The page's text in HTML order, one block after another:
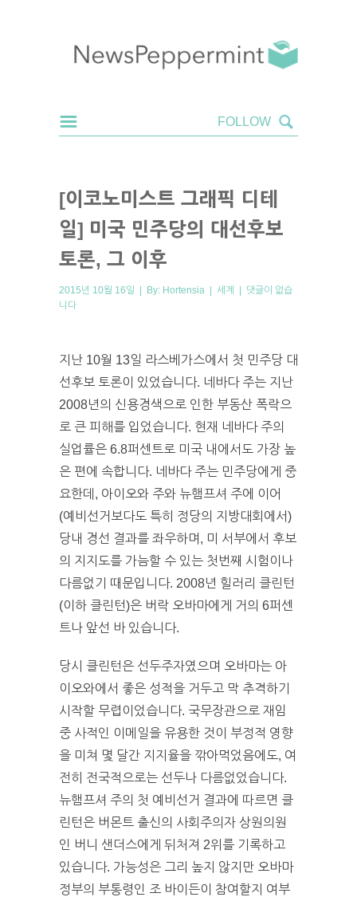
[이코노미스트 그래픽 디테
일] 미국 민주당의 대선후보
토론, 그 이후
2015년 10월 16일 | By: Hortensia | 세계 | 댓글이 없습
니다
지난 10월 13일 라스베가스에서 첫 민주당 대
선후보 토론이 있었습니다. 네바다 주는 지난
2008년의 신용경색으로 인한 부동산 폭락으
로 큰 피해를 입었습니다. 현재 네바다 주의
실업률은 6.8퍼센트로 미국 내에서도 가장 높
은 편에 속합니다. 네바다 주는 민주당에게 중
요한데, 아이오와 주와 뉴햄프셔 주에 이어
(예비선거보다도 특히 정당의 지방대회에서)
당내 경선 결과를 좌우하며, 미 서부에서 후보
의 지지도를 가늠할 수 있는 첫번째 시험이나
다름없기 때문입니다. 2008년 힐러리 클린턴
(이하 클린턴)은 버락 오바마에게 거의 6퍼센
트나 앞선 바 있습니다.
당시 클린턴은 선두주자였으며 오바마는 아
이오와에서 좋은 성적을 거두고 막 추격하기
시작할 무렵이었습니다. 국무장관으로 재임
중 사적인 이메일을 유용한 것이 부정적 영향
을 미쳐 몇 달간 지지율을 깎아먹었음에도, 여
전히 전국적으로는 선두나 다름없었습니다.
뉴햄프셔 주의 첫 예비선거 결과에 따르면 클
린턴은 버몬트 출신의 사회주의자 상원의원
인 버니 샌더스에게 뒤처져 2위를 기록하고
있습니다. 가능성은 그리 높지 않지만 오바마
정부의 부통령인 조 바이든이 참여할지 여부